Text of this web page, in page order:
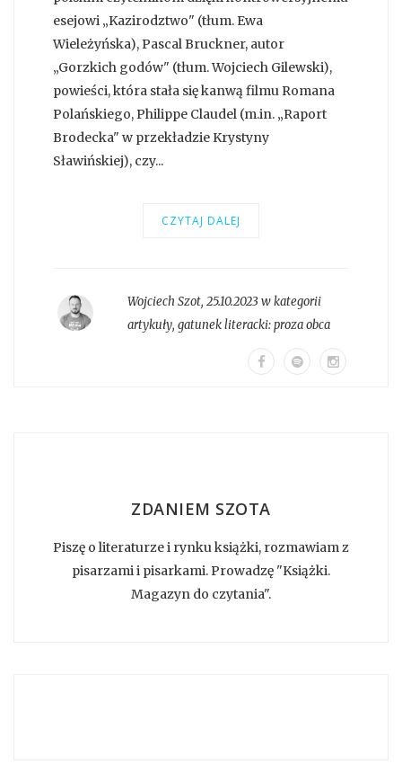
esejowi „Kazirodztwo" (tłum. Ewa
Wieleżyńska), Pascal Bruckner, autor
„Gorzkich godów" (tłum. Wojciech Gilewski),
powieści, która stała się kanwą filmu Romana
Polańskiego, Philippe Claudel (m.in. „Raport
Brodecka" w przekładzie Krystyny
Sławińskiej), czy...
CZYTAJ DALEJ
Wojciech Szot, 25.10.2023 w kategorii
artykuły, gatunek literacki:proza obca
ZDANIEM SZOTA
Piszę o literaturze i rynku książki, rozmawiam z
pisarzami i pisarkami. Prowadzę "Książki.
Magazyn do czytania".